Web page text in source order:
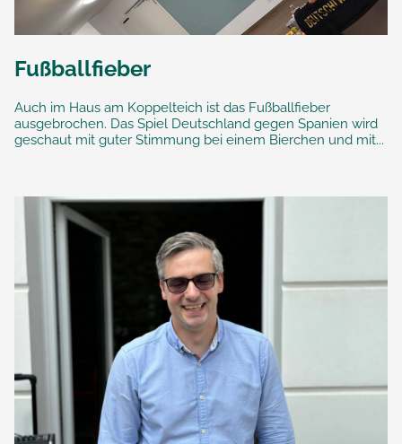
Fußballfieber
Auch im Haus am Koppelteich ist das Fußballfieber
ausgebrochen. Das Spiel Deutschland gegen Spanien wird
geschaut mit guter Stimmung bei einem Bierchen und mit...